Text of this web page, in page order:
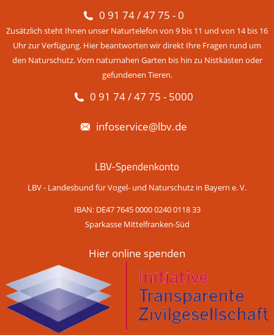
0 91 74 / 47 75 - 0
Zusätzlich steht Ihnen unser Naturtelefon von 9 bis 11 und von 14 bis 16
Uhr zur Verfügung. Hier beantworten wir direkt Ihre Fragen rund um
den Naturschutz. Vom naturnahen Garten bis hin zu Nistkästen oder
gefundenen Tieren.
0 91 74 / 47 75 - 5000
infoservice@lbv.de
LBV-Spendenkonto
LBV - Landesbund für Vogel- und Naturschutz in Bayern e. V.
IBAN: DE47 7645 0000 0240 0118 33
Sparkasse Mittelfranken-Süd
Hier online spenden